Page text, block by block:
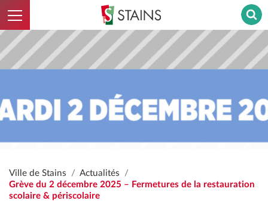
Ouvrir le menu Stains - Retour à l'accueil
Ville de Stains
Actualités
Grève du 2 décembre 2025 – Fermetures de la restauration
scolaire & périscolaire